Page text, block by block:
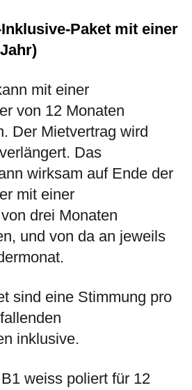
Paket mit einer
mit einer
von 12 Monaten
Der Mietvertrag wird
Das
wirksam auf Ende der
mit einer
drei Monaten
und von da an jeweils
sind eine Stimmung pro
inklusive.
weiss poliert für 12